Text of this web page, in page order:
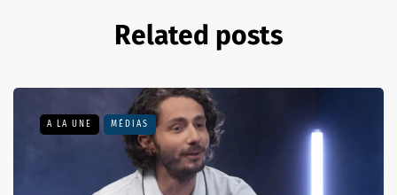
Related posts
A LA UNE MÉDIAS